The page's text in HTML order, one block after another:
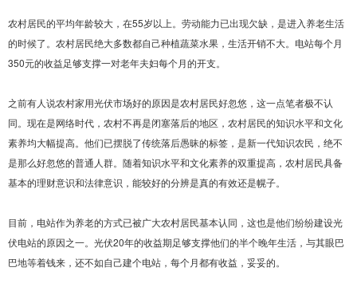
农村居民的平均年龄较大，在55岁以上。劳动能力已出现欠缺，是进入养老生活
的时候了。农村居民绝大多数都自己种植蔬菜水果，生活开销不大。电站每个月
350元的收益足够支撑一对老年夫妇每个月的开支。
之前有人说农村家用光伏市场好的原因是农村居民好忽悠，这一点笔者极不认
同。现在是网络时代，农村不再是闭塞落后的地区，农村居民的知识水平和文化
素养均大幅提高。他们已摆脱了传统落后愚昧的标签，是新一代知识农民，绝不
是那么好忽悠的普通人群。随着知识水平和文化素养的双重提高，农村居民具备
基本的理财意识和法律意识，能较好的分辨是真的有效还是幌子。
目前，电站作为养老的方式已被广大农村居民基本认同，这也是他们纷纷建设光
伏电站的原因之一。光伏20年的收益期足够支撑他们的半个晚年生活，与其眼巴
巴地等着钱来，还不如自己建个电站，每个月都有收益，妥妥的。